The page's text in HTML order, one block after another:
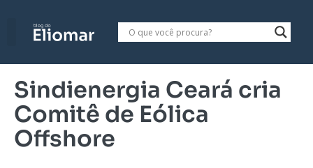
Sindienergia Ceará cria
Comitê de Eólica
Offshore